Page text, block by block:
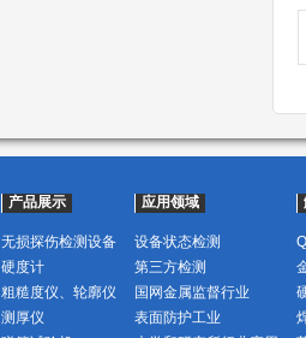
产品展示
无损探伤检测设备
硬度计
粗糙度仪、轮廓仪
测厚仪
应用领域
设备状态检测
第三方检测
国网金属监督行业
表面防护工业